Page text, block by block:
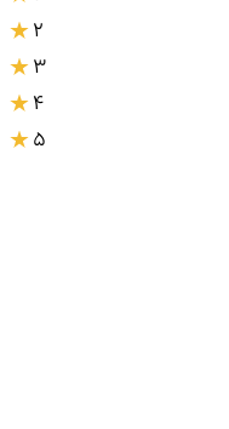
3
4
5